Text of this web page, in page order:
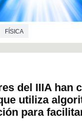
FÍSICA
del IIIA han
utiliza
para